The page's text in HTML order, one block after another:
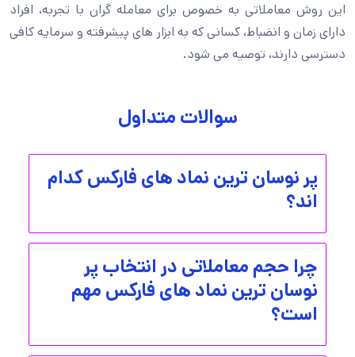
این روش معاملاتی به خصوص برای معامله گران با تجربه، افراد
دارای زمان و انضباط، کسانی که به ابزار های پیشرفته و سرمایه کافی
دسترسی دارند، توصیه می شود.
سوالات متداول
پر نوسان ترین نماد های فارکس کدام
اند؟
چرا حجم معاملاتی در انتخاب پر
نوسان ترین نماد های فارکس مهم
است؟